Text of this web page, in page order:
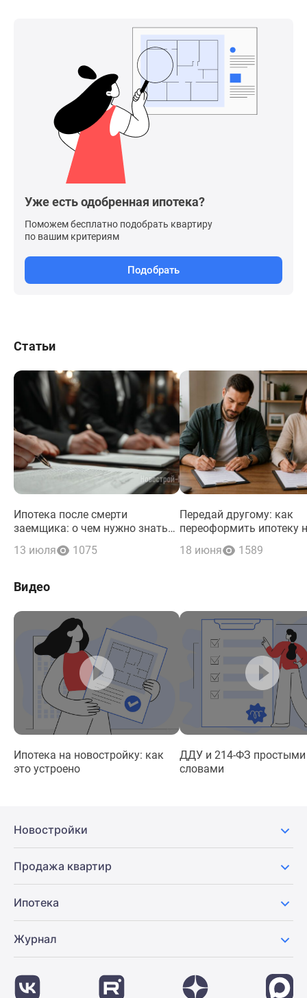
Уже есть одобренная ипотека?
Поможем бесплатно подобрать квартиру
по вашим критериям
Подобрать
Статьи
Ипотека после смерти
заемщика: о чем нужно знать
наследникам и поручителям по
кредиту
13 июля 1075
Передай другому: как
переоформить ипотеку
нового заемщика
18 июня 1589
Видео
Ипотека на новостройку: как
это устроено
ДДУ и 214-ФЗ простыми
словами
Новостройки
Продажа квартир
Ипотека
Журнал